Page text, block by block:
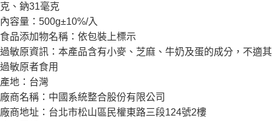
克、鈉31毫克
內容量：500g±10%/入
食品添加物名稱：依包裝上標示
過敏原資訊：本產品含有小麥、芝麻、牛奶及蛋的成分，不適其
過敏原者食用
產地：台灣
廠商名稱：中國系統整合股份有限公司
廠商地址：台北市松山區民權東路三段124號2樓